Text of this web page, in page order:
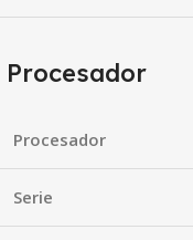
Procesador
Procesador
Serie